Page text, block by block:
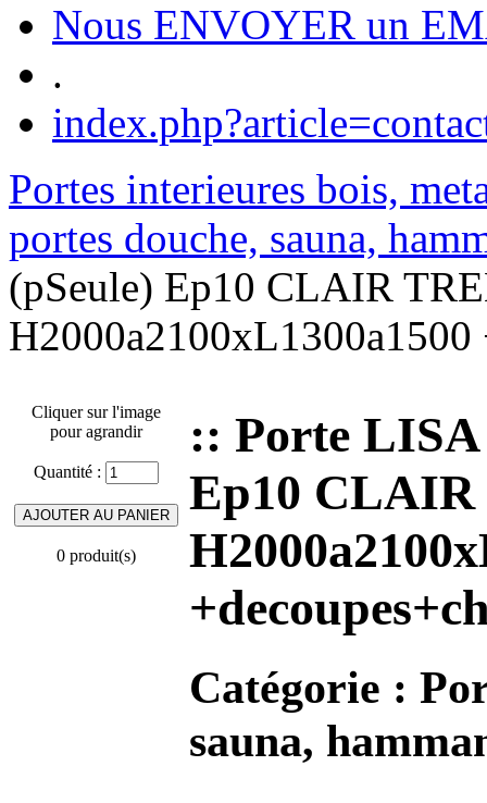
Nous ENVOYER un
.
Portes interieures bois,
portes douche, sauna,
(pSeule) Ep10 CLAIR
H2000a2100xL1300a1500
Cliquer sur l'image
pour agrandir
Quantité :
0 produit(s)
:: Porte
Ep10
Catégorie :
sauna,